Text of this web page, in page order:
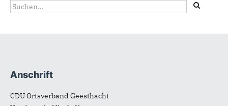
Suchformular
Suche
Fußbereich
Anschrift
CDU Ortsverband Geesthacht